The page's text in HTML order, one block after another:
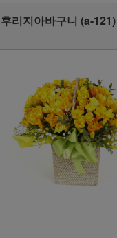
후리지아바구니 (a-